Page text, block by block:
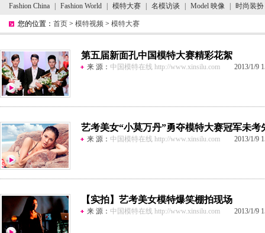
Fashion China Fashion World 模特大赛 名模访谈 Model 映像 时尚装扮
您的位置： 首页 > 模特视频 > 模特大赛
第五届新面孔中国模特大赛精彩花絮
来 源： 中国模特在线 http://www.xinsilu.com 2013/1/9
艺考美女“小莫万丹”勇夺模特大赛冠军未考
来 源： 中国模特在线 http://www.xinsilu.com 2013/1/9
【实拍】艺考美女模特爆笑棚拍现场
来 源： 中国模特在线 http://www.xinsilu.com 2013/1/9